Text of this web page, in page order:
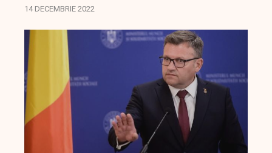
la finalul şedinţei de Guvern, despre reforma
14 DECEMBRIE 2022